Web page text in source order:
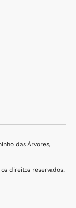
das Árvores,
direitos reservados.